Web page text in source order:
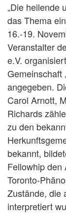
„Die heilende
das Thema
16.-19.
Veranstalter
e.V.
Gemeinschaft
angegeben.
Carol Arnott,
Richards
zu den
bekannt,
Fellowhip den
Toronto-
Zustände, die
interpretiert